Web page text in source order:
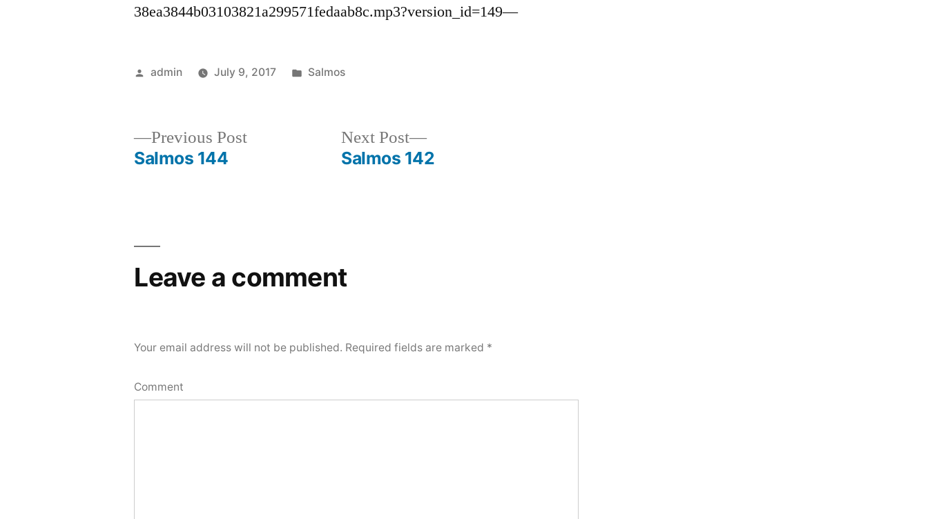
38ea3844b03103821a299571fedaab8c.mp3?version_id=149—
Posted
admin July 9, 2017
Posted
Salmos
Previous PostPrevious
Salmos 144
Next Post
Next
post:
Salmos 142
Leave a comment
Your email address will not be published. Required fields are marked *
Comment